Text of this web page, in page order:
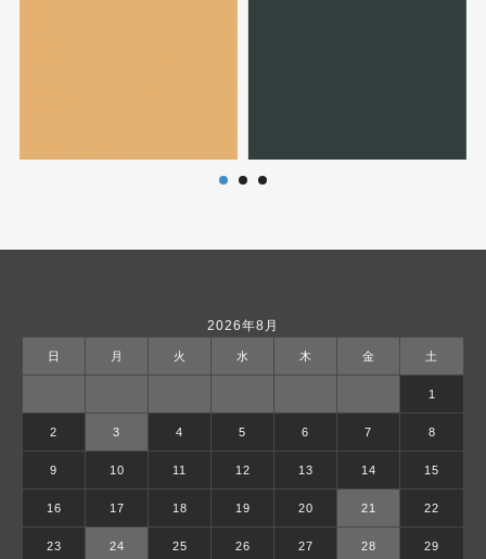
2026年8月
日 月 火 水 木 金 土
1
2 3 4 5 6 7 8
9 10 11 12 13 14 15
16 17 18 19 20 21 22
23 24 25 26 27 28 29